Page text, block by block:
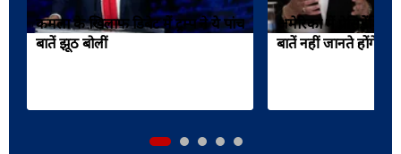
कमला के खिलाफ डिबेट में ट्रम्प ने ये पांच
बातें झूठ बोलीं
अमेरिका में
बातें नहीं जानते होंगे